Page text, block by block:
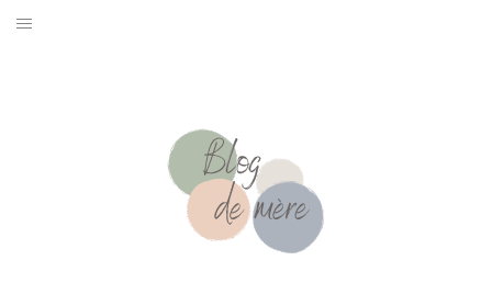
RESSOURCES NUTRITION & PARENTALITÉ